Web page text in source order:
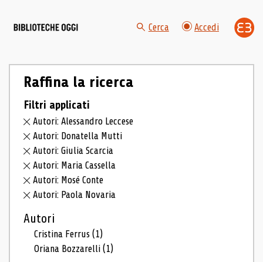
Cerca Accedi
Raffina la ricerca
Filtri applicati
Autori: Alessandro Leccese
Autori: Donatella Mutti
Autori: Giulia Scarcia
Autori: Maria Cassella
Autori: Mosé Conte
Autori: Paola Novaria
Autori
Cristina Ferrus(1)
Oriana Bozzarelli(1)